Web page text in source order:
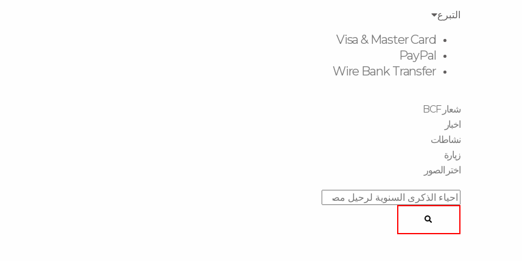
التبرع
Visa & Master Card
PayPal
Wire Bank Transfer
شعار BCF
اخبار
نشاطات
زیارة
اختر الصور
Search